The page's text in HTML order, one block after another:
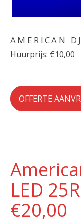
AMERICAN
Huurprijs: €10,00
OFFERTE
LED
€20,00